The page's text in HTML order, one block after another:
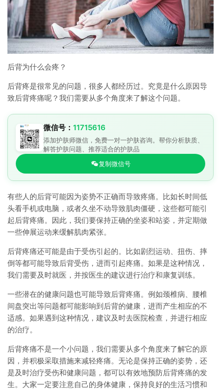
后背为什么会疼？
后背疼是很常见的问题，很多人都经历过。究竟是什么原因导
致后背疼痛呢？我们需要从多个角度来了解这个问题。
微信号： 11715616
添加护肤师微信，免费一对一护肤咨询。帮你分析肤质、
解答护肤问题、推荐适合的护肤品
复制微信号
有些人的后背可能因为姿势不正确而导致疼痛。比如长时间低
头看手机或电脑，或者久坐不动导致肌肉僵硬，这些都可能引
起后背疼痛。因此，我们要保持正确的坐姿和站姿，并定期做
一些伸展运动来缓解肌肉紧张。
后背疼痛还可能是由于受伤引起的。比如剧烈运动、扭伤、摔
倒等都可能导致后背受伤，进而引起疼痛。如果是这种情况，
我们需要及时就医，并按医生的建议进行治疗和康复训练。
一些潜在的健康问题也可能导致后背疼痛。例如颈椎病、腰椎
间盘突出等问题都可能影响到后背的健康，进而产生相应的不
适感。如果遇到这种情况，建议及时去医院检查，并进行相应
的治疗。
后背疼痛不是一个小问题，我们需要从多个角度来了解它的原
因，并积极采取措施来减轻疼痛。无论是保持正确的姿势，还
是及时治疗受伤和健康问题，都可以有效地预防后背疼痛的发
生。大家一定要注意自己的身体健康，保持良好的生活习惯和